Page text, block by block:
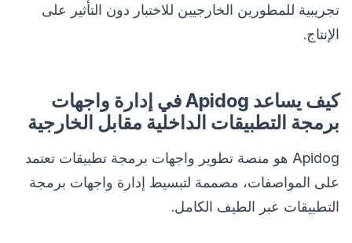
تجريبية للمطورين الخارجيين للاختبار دون التأثير على
الإنتاج.
كيف يساعد Apidog في إدارة واجهات
برمجة التطبيقات الداخلية مقابل الخارجية
Apidog هو منصة تطوير واجهات برمجة تطبيقات تعتمد
على المواصفات، مصممة لتبسيط إدارة واجهات برمجة
التطبيقات عبر الطيف الكامل.